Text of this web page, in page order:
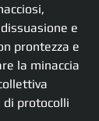
e
prontezza e
la minaccia
di protocolli